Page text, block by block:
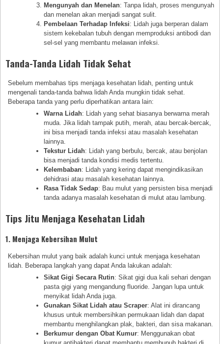
Mengunyah dan Menelan: Tanpa lidah, proses mengunyah
dan menelan akan menjadi sangat sulit.
Pembelaan Terhadap Infeksi: Lidah juga berperan dalam
sistem kekebalan tubuh dengan memproduksi antibodi dan
sel-sel yang membantu melawan infeksi.
Tanda-Tanda Lidah Tidak Sehat
Sebelum membahas tips menjaga kesehatan lidah, penting untuk
mengenali tanda-tanda bahwa lidah Anda mungkin tidak sehat.
Beberapa tanda yang perlu diperhatikan antara lain:
Warna Lidah: Lidah yang sehat biasanya berwarna merah
muda. Jika lidah tampak putih, merah, atau bercak-bercak,
ini bisa menjadi tanda infeksi atau masalah kesehatan
lainnya.
Tekstur Lidah: Lidah yang berbulu, bercak, atau benjolan
bisa menjadi tanda kondisi medis tertentu.
Kelembaban: Lidah yang kering dapat mengindikasikan
dehidrasi atau masalah kesehatan lainnya.
Rasa Tidak Sedap: Bau mulut yang persisten bisa menjadi
tanda adanya masalah kesehatan di mulut atau lambung.
Tips Jitu Menjaga Kesehatan Lidah
1. Menjaga Kebersihan Mulut
Kebersihan mulut yang baik adalah kunci untuk menjaga kesehatan
lidah. Beberapa langkah yang dapat Anda lakukan adalah:
Sikat Gigi Secara Rutin: Sikat gigi dua kali sehari dengan
pasta gigi yang mengandung fluoride. Jangan lupa untuk
menyikat lidah Anda juga.
Gunakan Sikat Lidah atau Scraper: Alat ini dirancang
khusus untuk membersihkan permukaan lidah dan dapat
membantu menghilangkan plak, bakteri, dan sisa makanan.
Berkumur dengan Obat Kumur: Menggunakan obat